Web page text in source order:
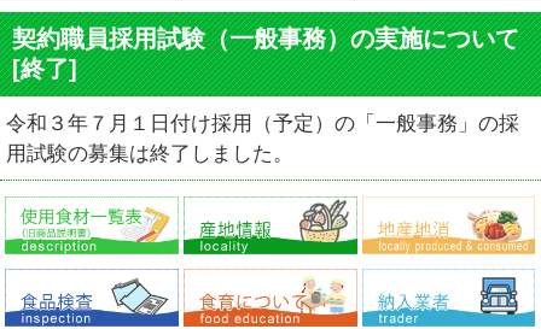
契約職員採用試験（一般事務）の実施について
[終了]
令和３年７月１日付け採用（予定）の「一般事務」の採
用試験の募集は終了しました。